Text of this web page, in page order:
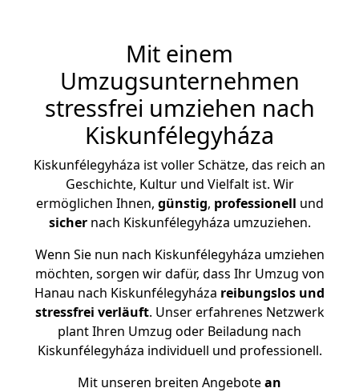
Mit einem
Umzugsunternehmen
stressfrei umziehen nach
Kiskunfélegyháza
Kiskunfélegyháza ist voller Schätze, das reich an
Geschichte, Kultur und Vielfalt ist. Wir
ermöglichen Ihnen, günstig, professionell und
sichernach Kiskunfélegyháza umzuziehen.
Wenn Sie nun nach Kiskunfélegyháza umziehen
möchten, sorgen wir dafür, dass Ihr Umzug von
Hanau nach Kiskunfélegyháza reibungslos und
stressfrei verläuft. Unser erfahrenes Netzwerk
plant Ihren Umzug oder Beiladung nach
Kiskunfélegyháza individuell und professionell.
Mit unseren breiten Angebotean